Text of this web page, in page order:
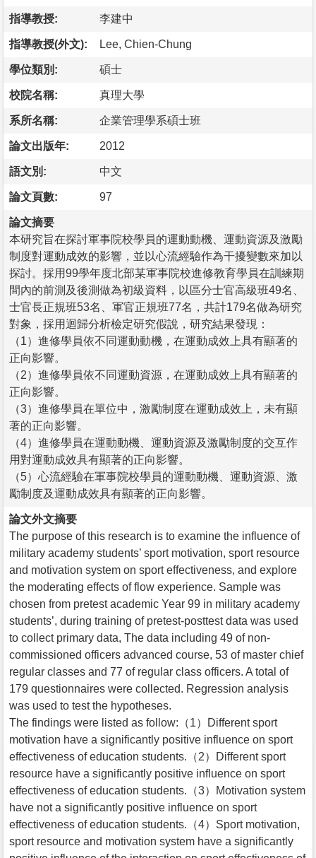
指導教授: 李建中
指導教授(外文): Lee, Chien-Chung
學位類別: 碩士
校院名稱: 真理大學
系所名稱: 企業管理學系碩士班
論文出版年: 2012
語文別: 中文
論文頁數: 97
論文摘要
本研究旨在探討軍事院校學員的運動動機、運動資源及激勵
制度對運動成效的影響，並以心流經驗作為干擾變數來加以
探討。採用99學年度北部某軍事院校進修教育學員在訓練期
間內的前測及後測做為初級資料，以區分士官高級班49名、
士官長正規班53名、軍官正規班77名，共計179名做為研究
對象，採用迴歸分析檢定研究假說，研究結果發現：
（1）進修學員依不同運動動機，在運動成效上具有顯著的
正向影響。
（2）進修學員依不同運動資源，在運動成效上具有顯著的
正向影響。
（3）進修學員在單位中，激勵制度在運動成效上，未有顯
著的正向影響。
（4）進修學員在運動動機、運動資源及激勵制度的交互作
用對運動成效具有顯著的正向影響。
（5）心流經驗在軍事院校學員的運動動機、運動資源、激
勵制度及運動成效具有顯著的正向影響。
論文外文摘要
The purpose of this research is to examine the influence of
military academy students’ sport motivation, sport resource
and motivation system on sport effectiveness, and explore
the moderating effects of flow experience. Sample was
chosen from pretest academic Year 99 in military academy
students’, during training of pretest-posttest data was used
to collect primary data, The data including 49 of non-
commissioned officers advanced course, 53 of master chief
regular classes and 77 of regular class officers. A total of
179 questionnaires were collected. Regression analysis
was used to test the hypotheses.
The findings were listed as follow:（1）Different sport
motivation have a significantly positive influence on sport
effectiveness of education students.（2）Different sport
resource have a significantly positive influence on sport
effectiveness of education students.（3）Motivation system
have not a significantly positive influence on sport
effectiveness of education students.（4）Sport motivation,
sport resource and motivation system have a significantly